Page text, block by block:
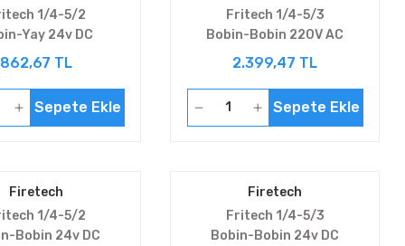
1/4-5/2
Yay 24v DC
V5221E4-08
862,67 TL
Sepete Ekle
Fritech 1/4-5/3
Bobin-Bobin 220V AC
V5322E4-08C
2.399,47 TL
Sepete Ekle
Firetech
1/4-5/2
Bobin 24v DC
Firetech
Fritech 1/4-5/3
Bobin-Bobin 24v DC